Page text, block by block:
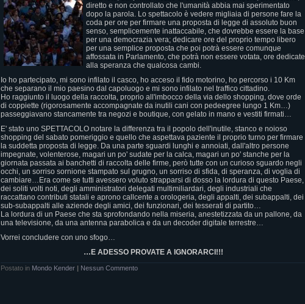
diretto e non controllato che l'umanità abbia mai sperimentato
dopo la parola. Lo spettacolo è vedere migliaia di persone fare la
coda per ore per firmare una proposta di legge di assoluto buon
senso, semplicemente inattaccabile, che dovrebbe essere la base
per una democrazia vera; dedicare ore del proprio tempo libero
per una semplice proposta che poi potrà essere comunque
affossata in Parlamento, che potrà non essere votata, ore dedicate
alla speranza che qualcosa cambi.
Io ho partecipato, mi sono infilato il casco, ho acceso il fido motorino, ho percorso i 10 Km
che separano il mio paesino dal capoluogo e mi sono infilato nel traffico cittadino.
Ho raggiunto il luogo della raccolta, proprio all'imbocco della via dello shopping, dove orde
di coppiette (rigorosamente accompagnate da inutili cani con pedeegree lungo 1 Km…)
passeggiavano stancamente tra negozi e boutique, con gelato in mano e vestiti firmati…
E' stato uno SPETTACOLO notare la differenza tra il popolo dell'inutile, stanco e noioso
shopping del sabato pomeriggio e quello che aspettava paziente il proprio turno per firmare
la suddetta proposta di legge. Da una parte sguardi lunghi e annoiati, dall'altro persone
impegnate, volenterose, magari un po' sudate per la calca, magari un po' stanche per la
giornata passata ai banchetti di raccolta delle firme, però tutte con un curioso sguardo negli
occhi, un sorriso sornione stampato sul grugno, un sorriso di sfida, di speranza, di voglia di
cambiare…Era come se tutti avessero voluto strapparsi di dosso la lordura di questo Paese,
dei soliti volti noti, degli amministratori delegati multimiliardari, degli industriali che
raccattano contributi statali e aprono callcente a orologeria, degli appalti, dei subappalti, dei
sub-subappalti alle aziende degli amici, dei funzionari, dei tesserati di partito…
La lordura di un Paese che sta sprofondando nella miseria, anestetizzata da un pallone, da
una televisione, da una antenna parabolica e da un decoder digitale terrestre…
Vorrei concludere con uno sfogo…
…E ADESSO PROVATE A IGNORARCI!!!
Postato in Mondo Kender | Nessun Commento